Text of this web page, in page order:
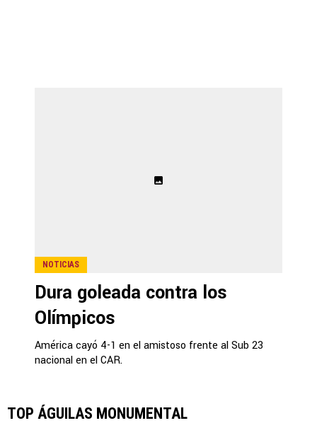
NOTICIAS
Dura goleada contra los
Olímpicos
América cayó 4-1 en el amistoso frente al Sub 23
nacional en el CAR.
TOP ÁGUILAS MONUMENTAL